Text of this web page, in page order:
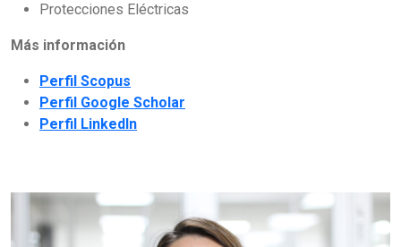
Protecciones Eléctricas
Más información
Perfil Scopus
Perfil Google Scholar
Perfil LinkedIn